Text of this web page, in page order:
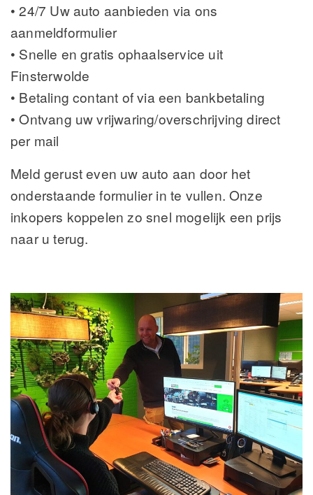
• 24/7 Uw auto aanbieden via ons
aanmeldformulier
• Snelle en gratis ophaalservice uit
Finsterwolde
• Betaling contant of via een bankbetaling
• Ontvang uw vrijwaring/overschrijving direct
per mail
Meld gerust even uw auto aan door het
onderstaande formulier in te vullen. Onze
inkopers koppelen zo snel mogelijk een prijs
naar u terug.